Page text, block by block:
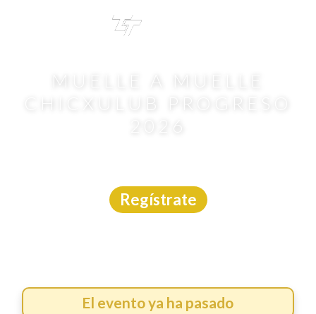
CHICXULUB PROGRESO
Regístrate
El evento ya ha pasado